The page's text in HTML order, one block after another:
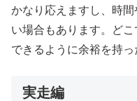
かなり応えますし、時
い場合もあります。ど
できるように余裕を持っ
実走編